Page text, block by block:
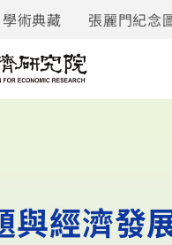
學術典藏 張麗門紀念
與經濟發